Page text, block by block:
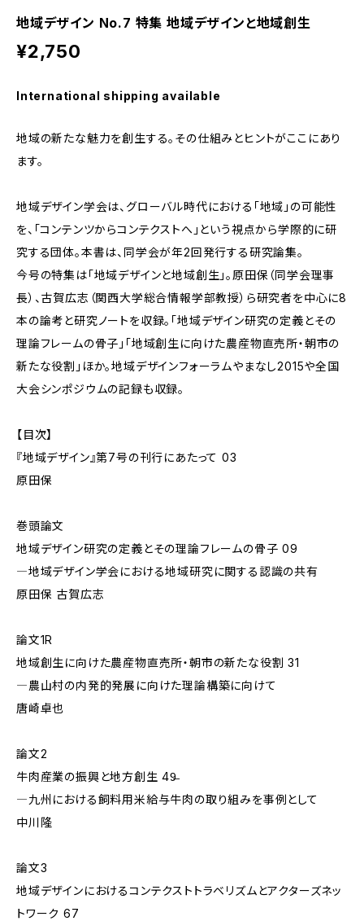
地域デザイン No.7 特集 地域デザインと地域創生
¥2,750
International shipping available
地域の新たな魅力を創生する。その仕組みとヒントがここにあり
ます。
地域デザイン学会は、グローバル時代における「地域」の可能性
を、「コンテンツからコンテクストへ」という視点から学際的に研
究する団体。本書は、同学会が年2回発行する研究論集。
今号の特集は「地域デザインと地域創生」。原田保（同学会理事
長）、古賀広志（関西大学総合情報学部教授）ら研究者を中心に8
本の論考と研究ノートを収録。「地域デザイン研究の定義とその
理論フレームの骨子」「地域創生に向けた農産物直売所・朝市の
新たな役割」ほか。地域デザインフォーラムやまなし2015や全国
大会シンポジウムの記録も収録。
【目次】
『地域デザイン』第7号の刊行にあたって 03
原田保
巻頭論文
地域デザイン研究の定義とその理論フレームの骨子 09
―地域デザイン学会における地域研究に関する認識の共有
原田保 古賀広志
論文1R
地域創生に向けた農産物直売所・朝市の新たな役割 31
―農山村の内発的発展に向けた理論構築に向けて
唐崎卓也
論文2
牛肉産業の振興と地方創生 49̶
―九州における飼料用米給与牛肉の取り組みを事例として
中川隆
論文3
地域デザインにおけるコンテクストトラベリズムとアクターズネッ
トワーク 67